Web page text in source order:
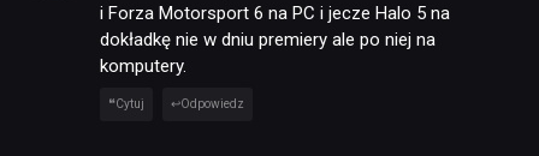
i Forza Motorsport 6 na PC i jecze Halo 5 na
dokładkę nie w dniu premiery ale po niej na
komputery.
Cytuj Odpowiedz